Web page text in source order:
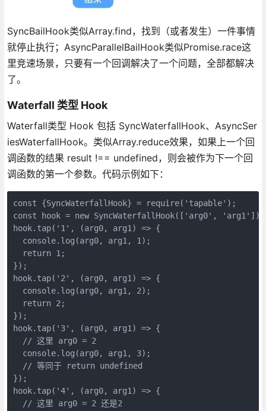
SyncBailHook类似Array.find，找到（或者发生）一件事情
就停止执行；AsyncParallelBailHook类似Promise.race这
里竞速场景，只要有一个回调解决了一个问题，全部都解决
了。
Waterfall 类型 Hook
Waterfall类型 Hook 包括 SyncWaterfallHook、AsyncSer
iesWaterfallHook。类似Array.reduce效果，如果上一个回
调函数的结果 result !== undefined，则会被作为下一个回
调函数的第一个参数。代码示例如下：
const {SyncWaterfallHook} = require('tapable');
const hook = new SyncWaterfallHook(['arg0', 'arg1']);
hook.tap('1', (arg0, arg1) => {
  console.log(arg0, arg1, 1);
  return 1;
});
hook.tap('2', (arg0, arg1) => {
  console.log(arg0, arg1, 2);
  return 2;
});
hook.tap('3', (arg0, arg1) => {
  // 这里 arg0 = 2
  console.log(arg0, arg1, 3);
  // 等同于 return undefined
});
hook.tap('4', (arg0, arg1) => {
  // 这里 arg0 = 2 还是2